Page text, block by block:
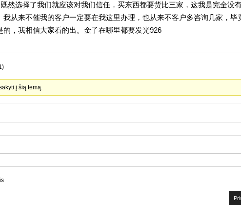
既然选择了我们就应该对我们信任，买东西都要货比三家，这我是完全没
我从来不催我的客户一定要在我这里办理，也从来不客户多咨询几家，毕
的，我相信大家看的出。金子在哪里都要发光926
į šią temą.